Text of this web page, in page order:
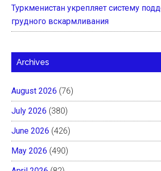
Туркменистан укрепляет систему
грудного вскармливания
Archives
August 2026 (76)
July 2026 (380)
June 2026 (426)
May 2026 (490)